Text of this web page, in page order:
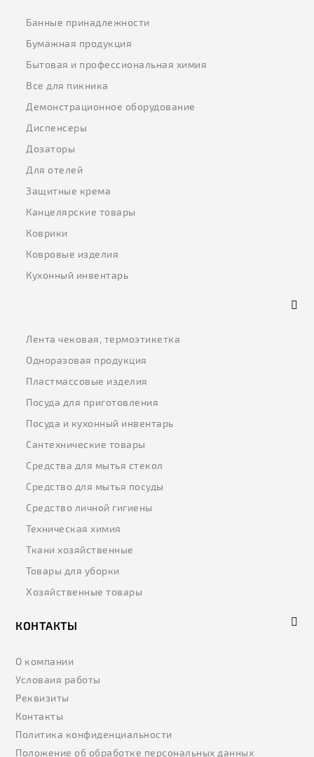
Банные принадлежности
Бумажная продукция
Бытовая и профессиональная химия
Все для пикника
Демонстрационное оборудование
Диспенсеры
Дозаторы
Для отелей
Защитные крема
Канцелярские товары
Коврики
Ковровые изделия
Кухонный инвентарь
Лента чековая, термоэтикетка
Одноразовая продукция
Пластмассовые изделия
Посуда для приготовления
Посуда и кухонный инвентарь
Сантехнические товары
Средства для мытья стекол
Средство для мытья посуды
Средство личной гигиены
Техническая химия
Ткани хозяйственные
Товары для уборки
Хозяйственные товары
КОНТАКТЫ
О компании
Условаия работы
Реквизиты
Контакты
Политика конфиденциальности
Положение об обработке персональных данных